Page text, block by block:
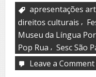
apresentações
direitos culturais ,
Museu da Língua
Pop Rua , Sesc São
Leave a Comment